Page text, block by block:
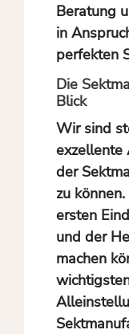
Beratung
in
perfekten
Die
Blick
Wir sind
exzellente
der
zu
ersten
und der
machen